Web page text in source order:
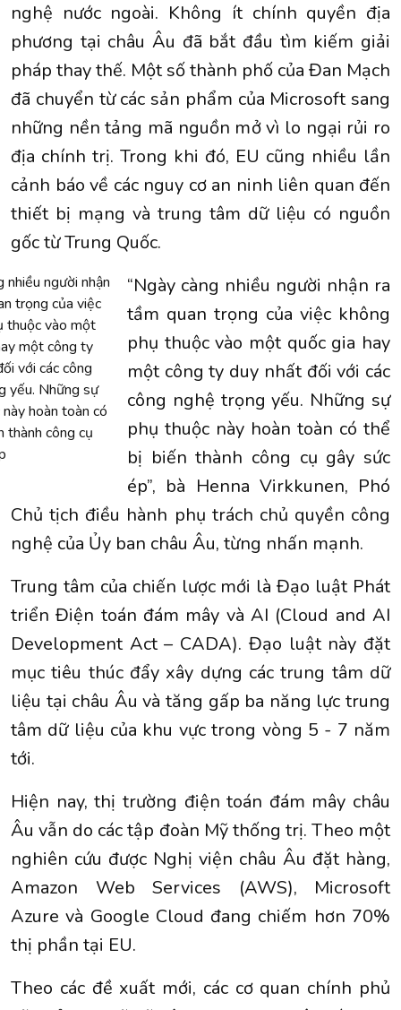
nghệ nước ngoài. Không ít chính quyền địa
phương tại châu Âu đã bắt đầu tìm kiếm giải
pháp thay thế. Một số thành phố của Đan Mạch
đã chuyển từ các sản phẩm của Microsoft sang
những nền tảng mã nguồn mở vì lo ngại rủi ro
địa chính trị. Trong khi đó, EU cũng nhiều lần
cảnh báo về các nguy cơ an ninh liên quan đến
thiết bị mạng và trung tâm dữ liệu có nguồn
gốc từ Trung Quốc.
nhiều người nhận
trọng của việc
thuộc vào một
một công ty
với các công
yếu. Những sự
hoàn toàn có
thành công cụ
“Ngày càng nhiều người nhận ra
tầm quan trọng của việc không
phụ thuộc vào một quốc gia hay
một công ty duy nhất đối với các
công nghệ trọng yếu. Những sự
phụ thuộc này hoàn toàn có thể
bị biến thành công cụ gây sức
ép”, bà Henna Virkkunen, Phó
Chủ tịch điều hành phụ trách chủ quyền công
nghệ của Ủy ban châu Âu, từng nhấn mạnh.
Trung tâm của chiến lược mới là Đạo luật Phát
triển Điện toán đám mây và AI (Cloud and AI
Development Act – CADA). Đạo luật này đặt
mục tiêu thúc đẩy xây dựng các trung tâm dữ
liệu tại châu Âu và tăng gấp ba năng lực trung
tâm dữ liệu của khu vực trong vòng 5 - 7 năm
tới.
Hiện nay, thị trường điện toán đám mây châu
Âu vẫn do các tập đoàn Mỹ thống trị. Theo một
nghiên cứu được Nghị viện châu Âu đặt hàng,
Amazon Web Services (AWS), Microsoft
Azure và Google Cloud đang chiếm hơn 70%
thị phần tại EU.
Theo các đề xuất mới, các cơ quan chính phủ